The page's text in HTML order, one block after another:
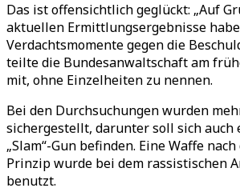
Das ist offensichtlich geglückt: „Auf
aktuellen Ermittlungsergebnisse
Verdachtsmomente gegen die
teilte die Bundesanwaltschaft am
mit, ohne Einzelheiten zu nennen.
Bei den Durchsuchungen wurden
sichergestellt, darunter soll sich auch
„Slam“-Gun befinden. Eine Waffe
Prinzip wurde bei dem rassistischen
benutzt.